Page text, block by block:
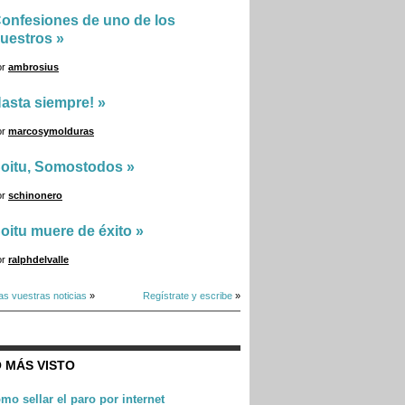
de uno de los
»
ambrosius
siempre! »
marcosymolduras
Somostodos »
schinonero
muere de éxito »
ralphdelvalle
vuestras noticias » Regístrate y escribe »
MÁS VISTO
sellar el paro por internet